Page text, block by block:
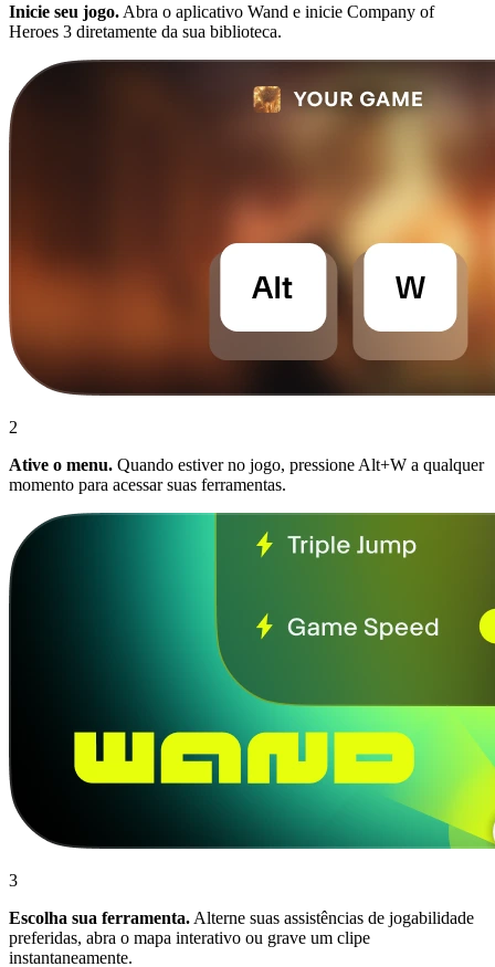
Inicie seu jogo. Abra o aplicativo Wand e inicie Company of
Heroes 3 diretamente da sua biblioteca.
2
Ative o menu. Quando estiver no jogo, pressione Alt+W a qualquer
momento para acessar suas ferramentas.
3
Escolha sua ferramenta. Alterne suas assistências de jogabilidade
preferidas, abra o mapa interativo ou grave um clipe
instantaneamente.